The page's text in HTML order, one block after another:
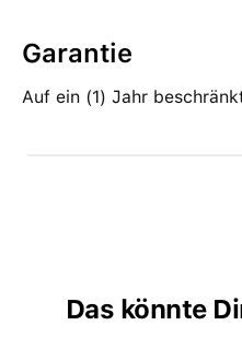
Garantie
Auf ein (1) Jahr
Das könnte